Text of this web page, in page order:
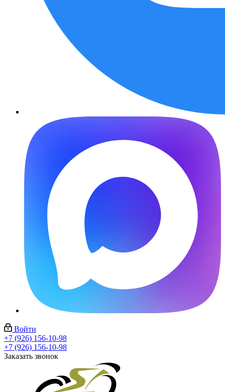
Войти
+7 (926) 156-10-98
+7 (926) 156-10-98
Заказать звонок